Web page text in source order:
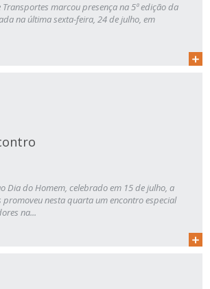
marcou presença na 5ª edição da
na última sexta-feira, 24 de julho, em
Dia do Homem, celebrado em 15 de julho, a
promoveu nesta quarta um encontro especial
na...